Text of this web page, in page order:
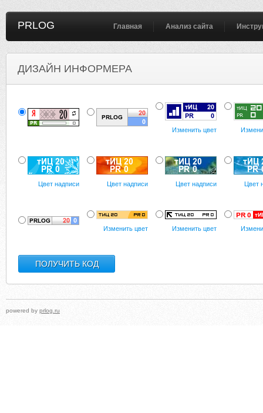
PRLOG Главная Анализ сайта
ДИЗАЙН ИНФОРМЕРА
Изменить цвет
Цвет надписи Цвет надписи Цвет надписи Цвет
Изменить цвет Изменить цвет
powered by prlog.ru